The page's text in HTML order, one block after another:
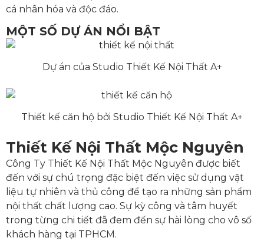
cá nhân hóa và độc đáo.
MỘT SỐ DỰ ÁN NỔI BẬT
Dự án của Studio Thiết Kế Nội Thất A+
Thiết kế căn hộ bởi Studio Thiết Kế Nội Thất A+
Thiết Kế Nội Thất Mộc Nguyên
Công Ty Thiết Kế Nội Thất Mộc Nguyên được biết
đến với sự chú trọng đặc biệt đến việc sử dụng vật
liệu tự nhiên và thủ công để tạo ra những sản phẩm
nội thất chất lượng cao. Sự kỳ công và tâm huyết
trong từng chi tiết đã đem đến sự hài lòng cho vô số
khách hàng tại TPHCM.